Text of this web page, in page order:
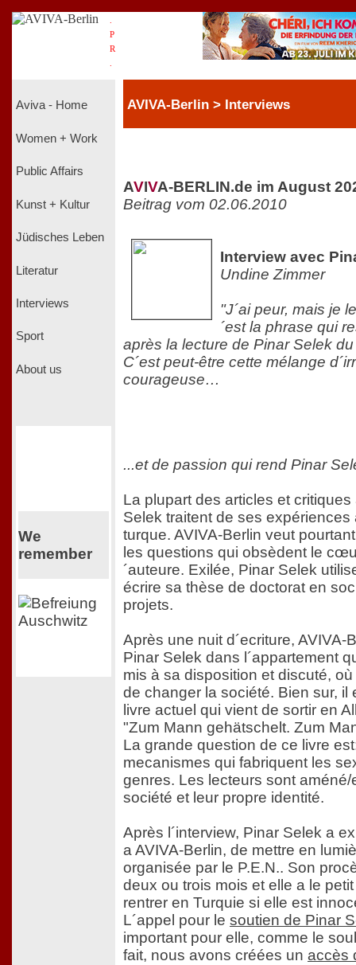
P
R
Aviva - Home
Women + Work
Public Affairs
Kunst + Kultur
Jüdisches Leben
Literatur
Interviews
Sport
About us
We
remember
AVIVA-Berlin > Interviews
AVIVA-BERLIN.de im August
Beitrag vom 02.06.2010
Interview avec
Undine Zimmer
"J´ai peur, mais je
´est la phrase qui
après la lecture de Pinar Selek
C´est peut-être cette mélange
courageuse…
...et de passion qui rend Pinar
La plupart des articles et
Selek traitent de ses expériences
turque. AVIVA-Berlin veut
les questions qui obsèdent le
´auteure. Exilée, Pinar Selek
écrire sa thèse de doctorat en
projets.
Après une nuit d´ecriture, AVIVA-
Pinar Selek dans l´appartement
mis à sa disposition et discuté,
de changer la société. Bien sur, il
livre actuel qui vient de sortir en
"Zum Mann gehätschelt. Zum
La grande question de ce livre
mecanismes qui fabriquent les
genres. Les lecteurs sont
société et leur propre identité.
Après l´interview, Pinar Selek a
a AVIVA-Berlin, de mettre en
organisée par le P.E.N.. Son
deux ou trois mois et elle a le
rentrer en Turquie si elle est
L´appel pour le soutien de Pinar
important pour elle, comme le
fait, nous avons créées un accès